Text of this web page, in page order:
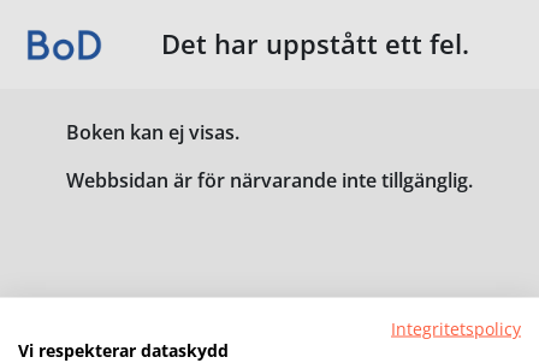
Det har uppstått ett fel.
Boken kan ej visas.
Webbsidan är för närvarande inte tillgänglig.
Integritetspolicy
Vi respekterar dataskydd